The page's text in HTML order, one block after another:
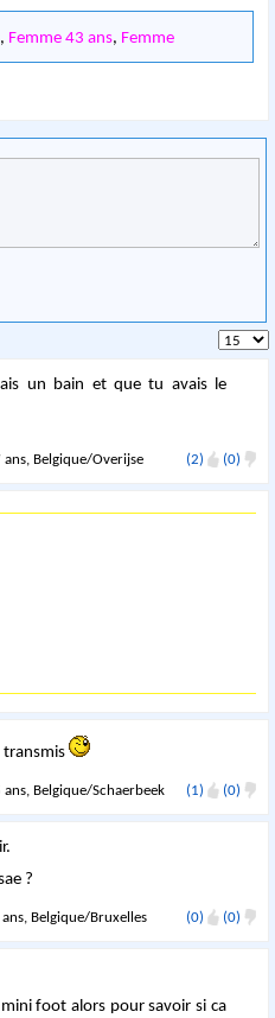
, Femme 43 ans, Femme
un bain et que tu avais le
ans, Belgique/Overijse (2) (0)
transmis
ans, Belgique/Schaerbeek (1) (0)
?
ans, Belgique/Bruxelles (0) (0)
foot alors pour savoir si ca